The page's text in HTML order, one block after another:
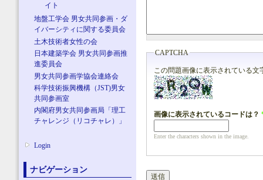
イト
地盤工学会 男女共同参画・ダ
イバーシティに関する委員会
土木技術者女性の会
日本建築学会 男女共同参画推
進委員会
男女共同参画学協会連絡会
科学技術振興機構（JST)男女
共同参画室
内閣府男女共同参画局「理工
チャレンジ（リコチャレ）」
Login
ナビゲーション
CAPTCHA
この問題画像に表示されている文
画像に表示されているコードは？
Enter the characters shown in the image.